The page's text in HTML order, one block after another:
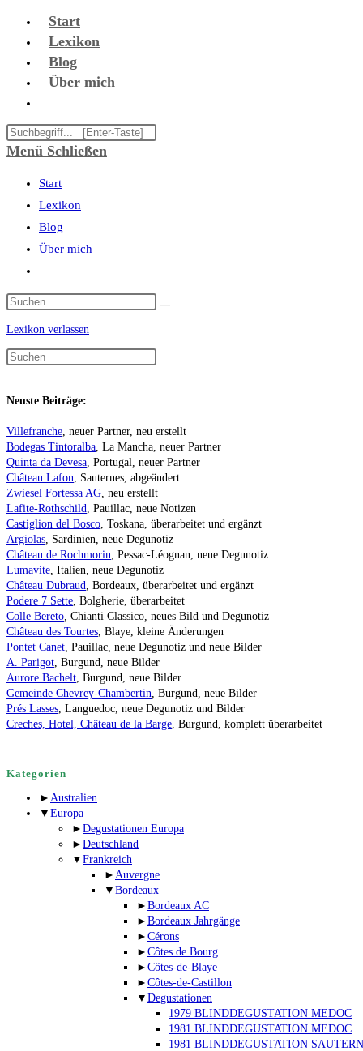
Zum
Start
Lexikon
Blog
Über mich
Suche
umschalten
Diese
Website
Menü Schließen
Start
Lexikon
Blog
Über mich
Suche
umschalten
Lexikon verlassen
Neuste Beiträge:
Villefranche, neuer Partner, neu erstellt
Bodegas Tintoralba, La Mancha, neuer Partner
Quinta da Devesa, Portugal, neuer Partner
Château Lafon, Sauternes, abgeändert
Zwiesel Fortessa AG, neu erstellt
Lafite-Rothschild, Pauillac, neue Notizen
Castiglion del Bosco, Toskana, überarbeitet und ergänzt
Argiolas, Sardinien, neue Degunotiz
Château de Rochmorin, Pessac-Léognan, neue Degunotiz
Lumavite, Italien, neue Degunotiz
Château Dubraud, Bordeaux, überarbeitet und ergänzt
Podere 7 Sette, Bolgherie, überarbeitet
Colle Bereto, Chianti Classico, neues Bild und Degunotiz
Château des Tourtes, Blaye, kleine Änderungen
Pontet Canet, Pauillac, neue Degunotiz und neue Bilder
A. Parigot, Burgund, neue Bilder
Aurore Bachelt, Burgund, neue Bilder
Gemeinde Chevrey-Chambertin, Burgund, neue Bilder
Prés Lasses, Languedoc, neue Degunotiz und Bilder
Creches, Hotel, Château de la Barge, Burgund, komplett überarbeitet
Kategorien
► Australien
▼ Europa
► Degustationen Europa
► Deutschland
▼ Frankreich
► Auvergne
▼ Bordeaux
► Bordeaux AC
► Bordeaux Jahrgänge
► Cérons
► Côtes de Bourg
► Côtes-de-Blaye
► Côtes-de-Castillon
▼ Degustationen
1979 BLINDDEGUSTATION MEDOC
1981 BLINDDEGUSTATION MEDOC
1981 BLINDDEGUSTATION